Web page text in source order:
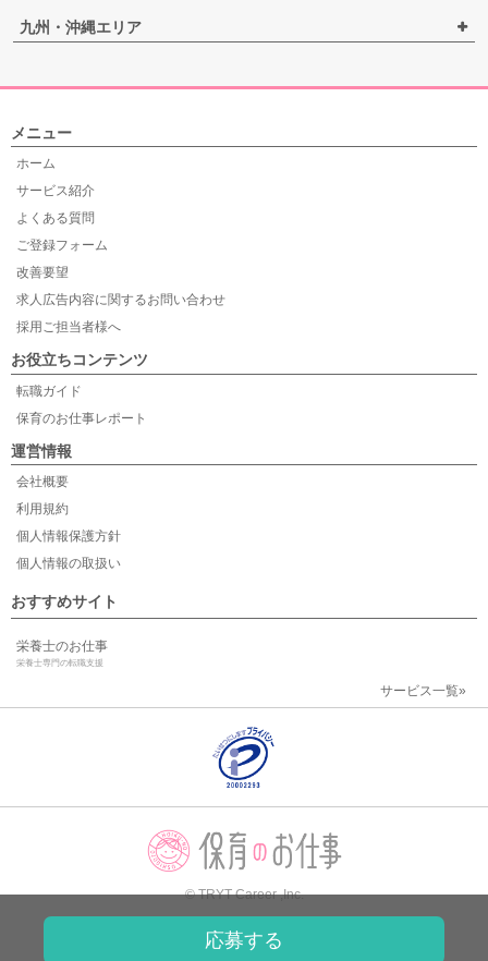
応募する
九州・沖縄エリア
メニュー
ホーム
サービス紹介
よくある質問
ご登録フォーム
改善要望
求人広告内容に関するお問い合わせ
採用ご担当者様へ
お役立ちコンテンツ
転職ガイド
保育のお仕事レポート
運営情報
会社概要
利用規約
個人情報保護方針
個人情報の取扱い
おすすめサイト
栄養士のお仕事
栄養士専門の転職支援
サービス一覧»
© TRYT Career ,Inc.